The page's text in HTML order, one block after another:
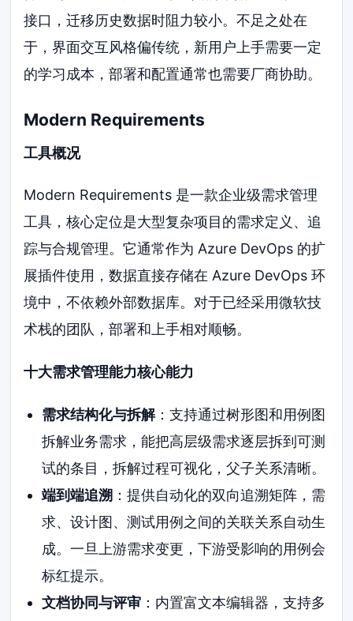
接口，迁移历史数据时阻力较小。不足之处在
于，界面交互风格偏传统，新用户上手需要一定
的学习成本，部署和配置通常也需要厂商协助。
Modern Requirements
工具概况
Modern Requirements 是一款企业级需求管理
工具，核心定位是大型复杂项目的需求定义、追
踪与合规管理。它通常作为 Azure DevOps 的扩
展插件使用，数据直接存储在 Azure DevOps 环
境中，不依赖外部数据库。对于已经采用微软技
术栈的团队，部署和上手相对顺畅。
十大需求管理能力核心能力
需求结构化与拆解：支持通过树形图和用例图
拆解业务需求，能把高层级需求逐层拆到可测
试的条目，拆解过程可视化，父子关系清晰。
端到端追溯 ：提供自动化的双向追溯矩阵，需
求、设计图、测试用例之间的关联关系自动生
成。一旦上游需求变更，下游受影响的用例会
标红提示。
文档协同与评审：内置富文本编辑器，支持多